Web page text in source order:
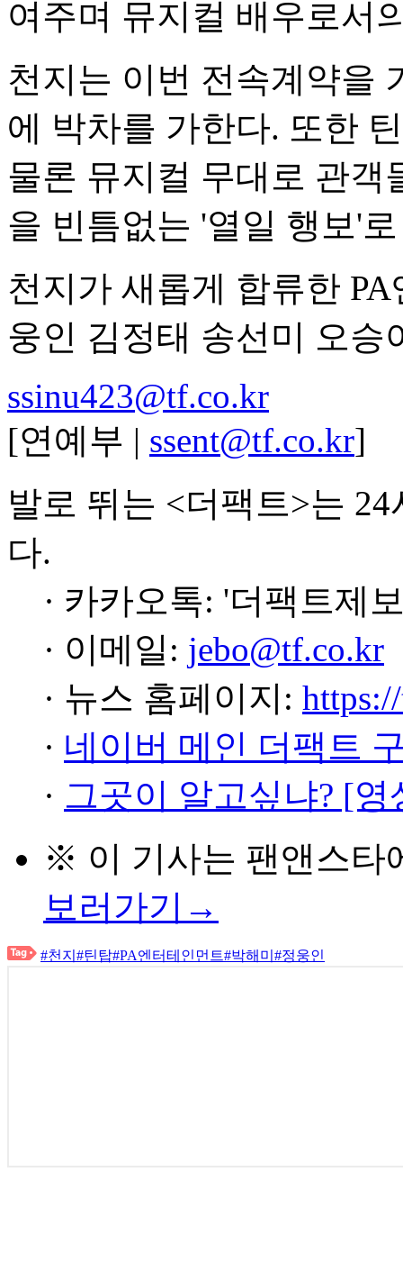
여주며 뮤지컬 배우로서
천지는 이번 전속계약을
에 박차를 가한다. 또한
물론 뮤지컬 무대로 관객
을 빈틈없는 '열일 행보'
천지가 새롭게 합류한
웅인 김정태 송선미 오승
ssinu423@tf.co.kr
[연예부 | ssent@tf.co.kr]
발로 뛰는 <더팩트>는
다.
· 카카오톡: '더팩트제
· 이메일: jebo@tf.co.kr
· 뉴스 홈페이지:
· 네이버 메인 더팩트
· 그곳이 알고싶냐? [
※ 이 기사는 팬앤스타
보러가기→
#천지 #틴탑#PA엔터테인먼트#박해미 #정웅인